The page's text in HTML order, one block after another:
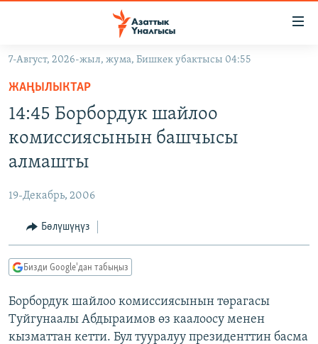
Навигацияга
өтүңүз
салыңызКЫРГЫЗСТАН
МАДАНИЯТ
ТВ ПРОГРАММАЛАР
БҮГҮН АЗАТТЫКТА
ДАНИСТЕ
ПОДКАСТ
Русский
ОНЛАЙН ШЕРИНЕ
7-Август, 2026-жыл, жума, Бишкек убактысы 04:55
ЖАҢЫЛЫКТАР
14:45 Борбордук шайлоо
комиссиясынын башчысы
алмашты
19-Декабрь, 2006
Бөлүшүңүз
Бизди Google'дан табыңыз
Борбордук шайлоо комиссиясынын төрагасы
Туйгунаалы Абдыраимов өз каалоосу менен
кызматтан кетти. Бул тууралуу президенттин басма